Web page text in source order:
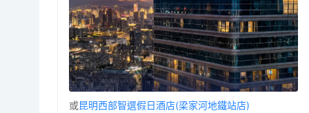
或昆明西部智選假日酒店(梁家河地鐵站店)